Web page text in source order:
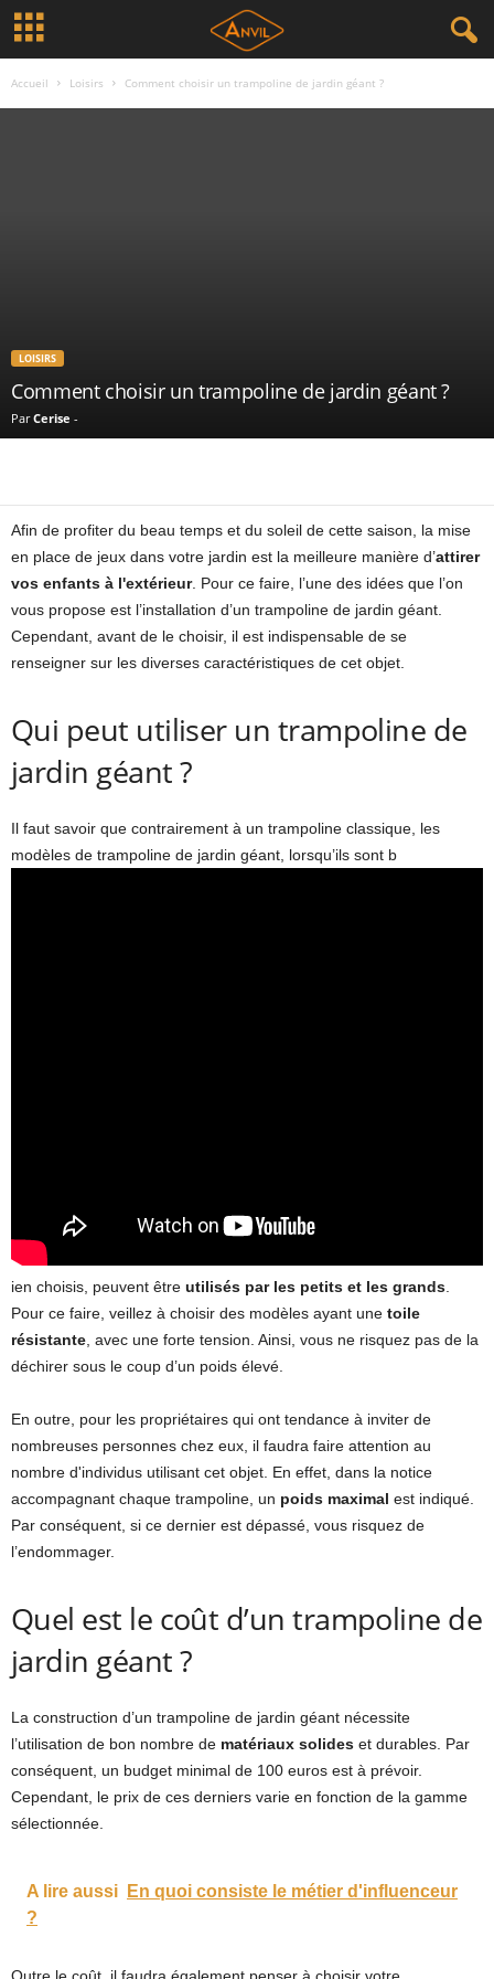
Accueil Loisirs Comment choisir un trampoline de jardin géant ?
LOISIRS
Comment choisir un trampoline de jardin géant ?
Par Cerise -
Afin de profiter du beau temps et du soleil de cette saison, la mise
en place de jeux dans votre jardin est la meilleure manière d’attirer
vos enfants à l'extérieur. Pour ce faire, l’une des idées que l’on
vous propose est l’installation d’un trampoline de jardin géant.
Cependant, avant de le choisir, il est indispensable de se
renseigner sur les diverses caractéristiques de cet objet.
Qui peut utiliser un trampoline de
jardin géant ?
Il faut savoir que contrairement à un trampoline classique, les
modèles de trampoline de jardin géant, lorsqu’ils sont b
ien choisis, peuvent être utilisés par les petits et les grands
Pour ce faire, veillez à choisir des modèles ayant une toile
résistante , avec une forte tension. Ainsi, vous ne risquez pas de la
déchirer sous le coup d’un poids élevé.
En outre, pour les propriétaires qui ont tendance à inviter de
nombreuses personnes chez eux, il faudra faire attention au
nombre d'individus utilisant cet objet. En effet, dans la notice
accompagnant chaque trampoline, un poids maximal est indiqué.
Par conséquent, si ce dernier est dépassé, vous risquez de
l’endommager.
Quel est le coût d’un trampoline de
jardin géant ?
La construction d’un trampoline de jardin géant nécessite
l’utilisation de bon nombre de matériaux solides et durables. Par
conséquent, un budget minimal de 100 euros est à prévoir.
Cependant, le prix de ces derniers varie en fonction de la gamme
sélectionnée.
A lire aussi
En quoi consiste le métier d'influenceur
?